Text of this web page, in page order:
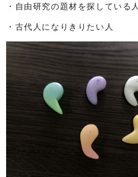
・自由研究の題材を探している人
・古代人になりきりたい人